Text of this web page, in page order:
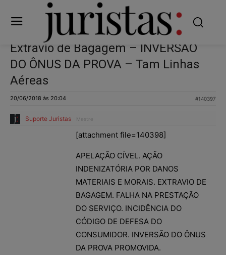
Extravio de Bagagem – INVERSÃO
DO ÔNUS DA PROVA – Tam Linhas
Aéreas
20/06/2018 às 20:04 #140397
Suporte Juristas Mestre
[attachment file=140398]
APELAÇÃO CÍVEL. AÇÃO
INDENIZATÓRIA POR DANOS
MATERIAIS E MORAIS. EXTRAVIO DE
BAGAGEM. FALHA NA PRESTAÇÃO
DO SERVIÇO. INCIDÊNCIA DO
CÓDIGO DE DEFESA DO
CONSUMIDOR. INVERSÃO DO ÔNUS
DA PROVA PROMOVIDA.